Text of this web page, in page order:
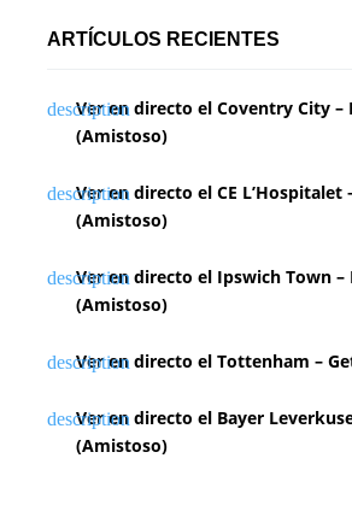
ARTÍCULOS RECIENTES
Ver en directo el Coventry City –
(Amistoso)
Ver en directo el CE L’Hospitalet
(Amistoso)
Ver en directo el Ipswich Town –
(Amistoso)
Ver en directo el Tottenham –
Ver en directo el Bayer
(Amistoso)